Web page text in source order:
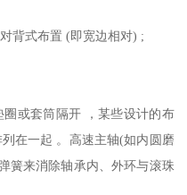
背式布置 (即宽边相对) ;
或套筒隔开 ，某些设计的布
在一起 。高速主轴(如内圆磨
簧来消除轴承内、外环与滚珠